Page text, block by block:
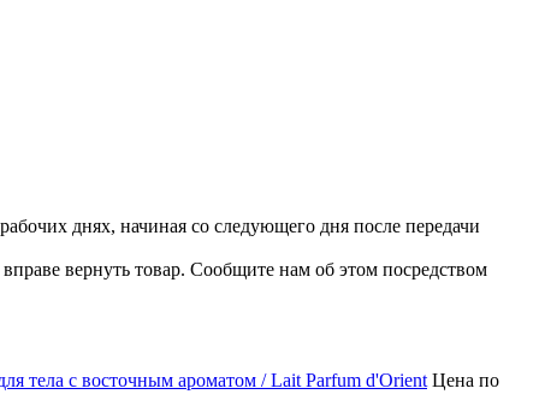
днях, начиная со следующего дня после передачи
вернуть товар. Сообщите нам об этом посредством
тела с восточным ароматом / Lait Parfum d'Orient Цена по